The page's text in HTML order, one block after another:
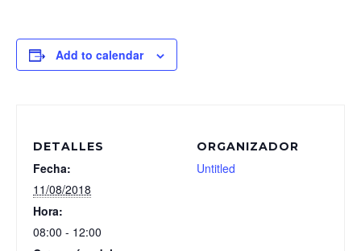
Add to calendar
DETALLES
Fecha:
11/08/2018
Hora:
08:00 - 12:00
ORGANIZADOR
Untitled